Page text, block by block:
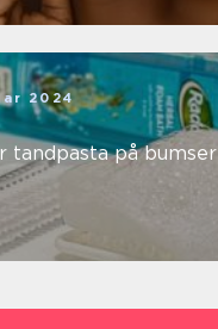
2024
tandpasta på bumser